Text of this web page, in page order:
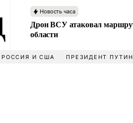
Новость часа
Дрон ВСУ атаковал
области
РОССИЯ И США ПРЕЗИДЕНТ ПУТИН